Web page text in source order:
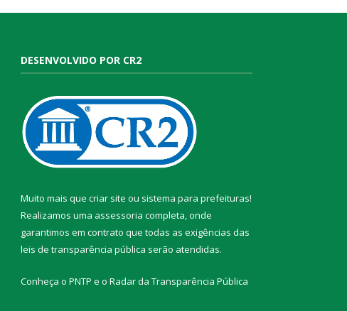
DESENVOLVIDO POR CR2
Muito mais que criar site ou sistema para prefeituras!
Realizamos uma assessoria completa, onde
garantimos em contrato que todas as exigências das
leis de transparência pública serão atendidas.
Conheça o PNTP e o Radar da Transparência Pública